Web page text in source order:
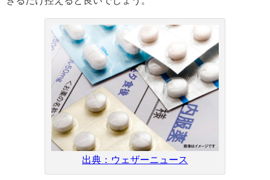
出典：ウェザーニュース